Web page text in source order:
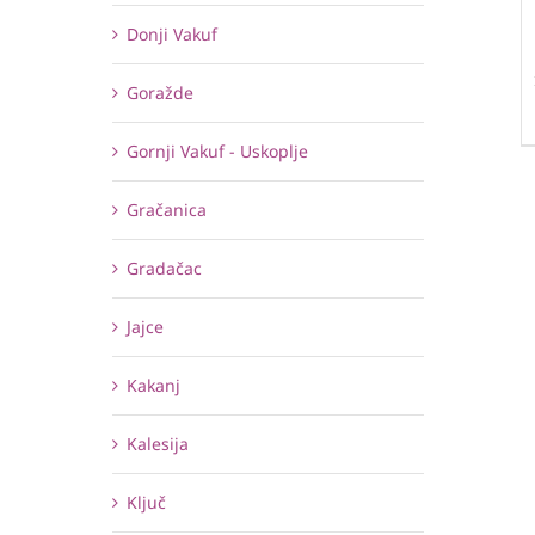
Donji Vakuf
Goražde
Gornji Vakuf - Uskoplje
Gračanica
Gradačac
Jajce
Kakanj
Kalesija
Ključ